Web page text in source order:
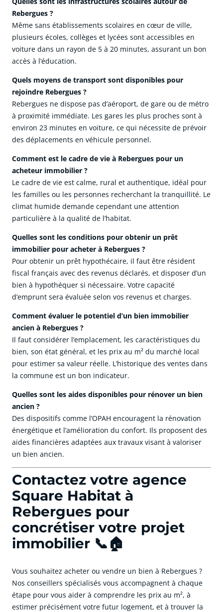
Rebergues ?
Même sans établissements scolaires en cœur de ville,
plusieurs écoles, collèges et lycées sont accessibles en
voiture dans un rayon de 5 à 20 minutes, assurant un bon
accès à l’éducation.
Quels moyens de transport sont disponibles pour
rejoindre Rebergues ?
Rebergues ne dispose pas d’aéroport, de gare ou de métro
à proximité immédiate. Les gares les plus proches sont à
environ 23 minutes en voiture, ce qui nécessite de prévoir
des déplacements en véhicule personnel.
Comment est le cadre de vie à Rebergues pour un
acheteur immobilier ?
Le cadre de vie est calme, rural et authentique, idéal pour
les familles ou les personnes recherchant la tranquillité. Le
climat humide demande cependant une attention
particulière à la qualité de l’habitat.
Quelles sont les conditions pour obtenir un prêt
immobilier pour acheter à Rebergues ?
Pour obtenir un prêt hypothécaire, il faut être résident
fiscal français avec des revenus déclarés, et disposer d’un
bien à hypothéquer si nécessaire. Votre capacité
d’emprunt sera évaluée selon vos revenus et charges.
Comment évaluer le potentiel d’un bien immobilier
ancien à Rebergues ?
Il faut considérer l’emplacement, les caractéristiques du
bien, son état général, et les prix au m² du marché local
pour estimer sa valeur réelle. L’historique des ventes dans
la commune est un bon indicateur.
Quelles sont les aides disponibles pour rénover un bien
ancien ?
Des dispositifs comme l’OPAH encouragent la rénovation
énergétique et l’amélioration du confort. Ils proposent des
aides financières adaptées aux travaux visant à valoriser
un bien ancien.
Contactez votre agence
Square Habitat à
Rebergues pour
concrétiser votre projet
immobilier 📞🏠
Vous souhaitez acheter ou vendre un bien à Rebergues ?
Nos conseillers spécialisés vous accompagnent à chaque
étape pour vous aider à comprendre les prix au m², à
estimer précisément votre futur logement, et à trouver la